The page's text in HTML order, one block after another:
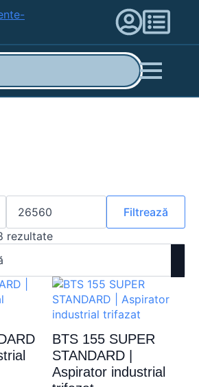
Filtrează
rezultate
BTS 155 SUPER
STANDARD |
Aspirator industrial